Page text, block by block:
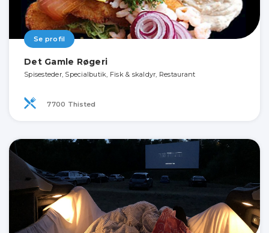
Se profil
Det Gamle Røgeri
Spisesteder, Specialbutik, Fisk & skaldyr, Restaurant
7700 Thisted